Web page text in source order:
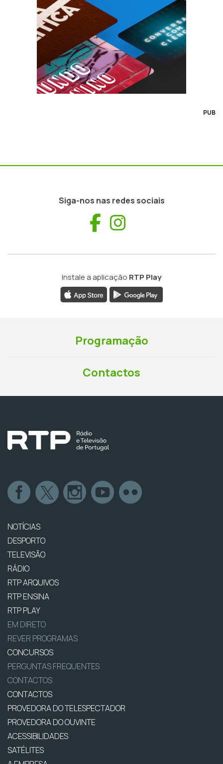
PUB
Siga-nos nas redes sociais
Facebook
Instale a aplicação RTP Play
Programação
Contactos
NOTÍCIAS
DESPORTO
TELEVISÃO
RÁDIO
RTP ARQUIVOS
RTP ENSINA
RTP PLAY
EM DIRETO
REVER PROGRAMAS
CONCURSOS
PERGUNTAS FREQUENTES
CONTACTOS
CONTACTOS
PROVEDORA DO TELESPECTADOR
PROVEDORA DO OUVINTE
ACESSIBILIDADES
SATÉLITES